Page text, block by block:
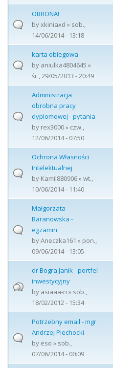
OBRONA!
byxkiniaxd » sob.,
14/06/2014 - 13:18
karta obiegowa
by aniulka4804645 »
śr., 29/05/2013 - 20:49
Administracja
obrobna pracy
dyplomowej - pytania
by rex3000» czw.,
12/06/2014 - 07:50
Ochrona Własności
Intelektualnej
by Kamil880906» wt.,
10/06/2014 - 11:40
Małgorzata
Baranowska -
egzamin
byAneczka161 » pon.,
09/06/2014 - 13:05
dr Bogra Janik - portfel
inwestycyjny
by asiaaa-n » sob.,
18/02/2012 - 15:34
Potrzebny email - mgr
Andrzej Piechocki
by eso » sob.,
07/06/2014 - 00:09